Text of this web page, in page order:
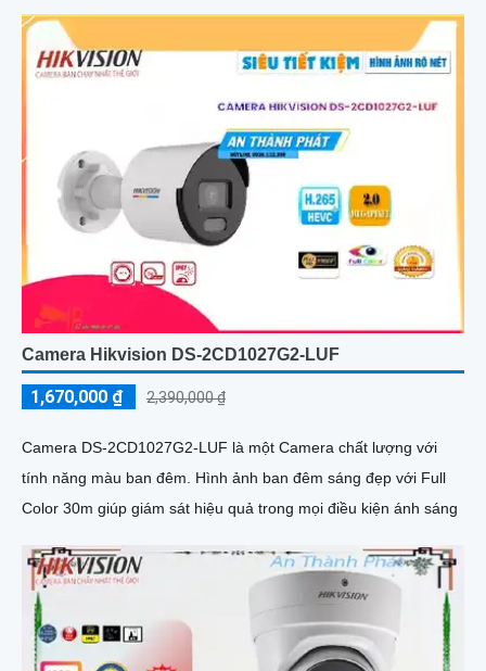
Camera Hikvision DS-2CD1027G2-LUF
1,670,000 ₫ 2,390,000 ₫
Camera DS-2CD1027G2-LUF là một Camera chất lượng với
tính năng màu ban đêm. Hình ảnh ban đêm sáng đẹp với Full
Color 30m giúp giám sát hiệu quả trong mọi điều kiện ánh sáng